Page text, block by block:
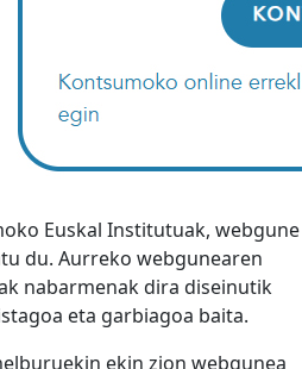
Euskal Institutuak, webgune
du. Aurreko webgunearen
nabarmenak dira diseinutik
eta garbiagoa baita.
ekin zion webgunea